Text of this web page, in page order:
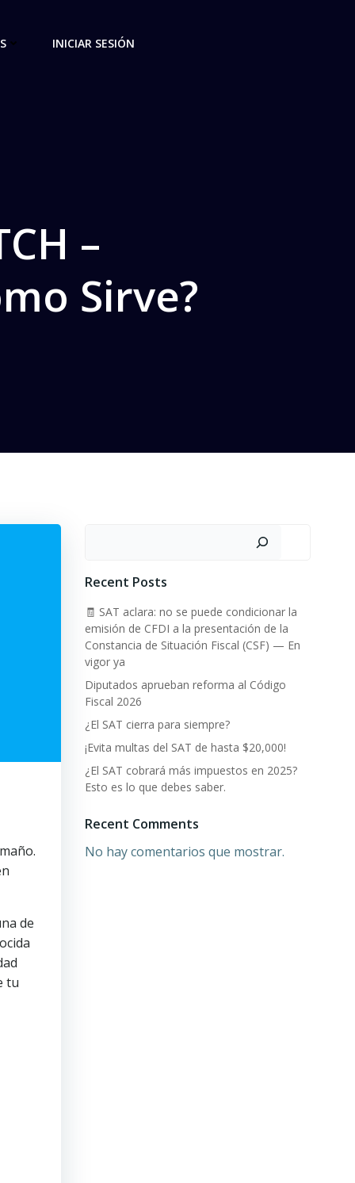
INICIAR SESIÓN
–
Sirve?
de
tu
Recent Posts
🧾 SAT aclara: no se puede condicionar la
emisión de CFDI a la presentación de la
Constancia de Situación Fiscal (CSF) — En
vigor ya
Diputados aprueban reforma al Código
Fiscal 2026
¿El SAT cierra para siempre?
¡Evita multas del SAT de hasta $20,000!
¿El SAT cobrará más impuestos en 2025?
Esto es lo que debes saber.
Recent Comments
No hay comentarios que mostrar.